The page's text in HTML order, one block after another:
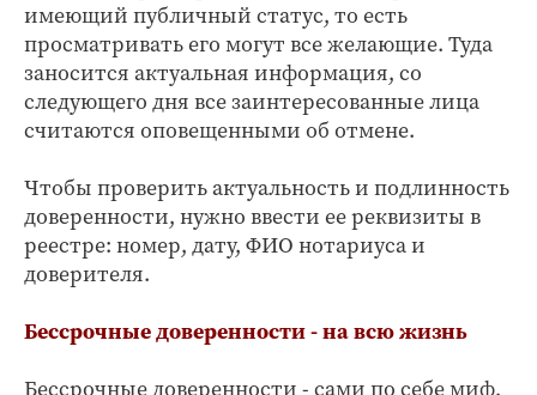
имеющий публичный статус, то есть
просматривать его могут все желающие. Туда
заносится актуальная информация, со
следующего дня все заинтересованные лица
считаются оповещенными об отмене.
Чтобы проверить актуальность и подлинность
доверенности, нужно ввести ее реквизиты в
реестре: номер, дату, ФИО нотариуса и
доверителя.
Бессрочные доверенности - на всю жизнь